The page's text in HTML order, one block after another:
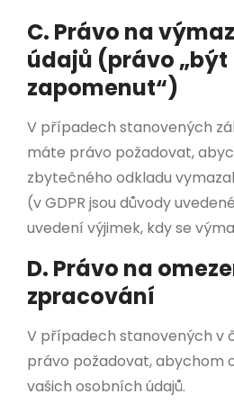
C. Právo na
údajů (právo „být
zapomenut“)
V případech stanovených
máte právo požadovat,
zbytečného odkladu
(v GDPR jsou důvody
uvedení výjimek, kdy se
D. Právo na
zpracování
V případech stanovených v
právo požadovat, abychom
vašich osobních údajů.